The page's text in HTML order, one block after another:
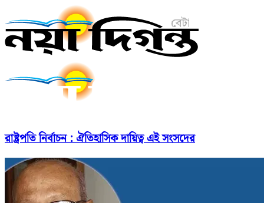
রাষ্ট্রপতি নির্বাচন : ঐতিহাসিক দায়িত্ব এই সংসদের